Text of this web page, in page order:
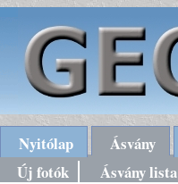
Nyitólap Ásvány
Új fotók
Ásvány lista